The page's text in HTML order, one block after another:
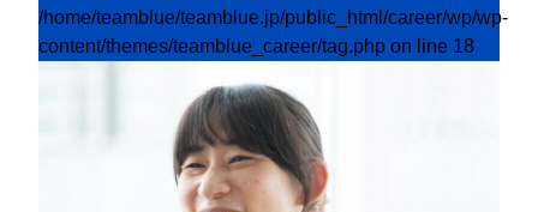
/home/teamblue/teamblue.jp/public_html/career/wp/wp-
content/themes/teamblue_career/tag.php on line 18